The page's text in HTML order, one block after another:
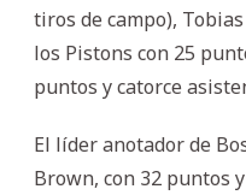
tiros de campo),
los Pistons con 25
puntos y catorce
El líder anotador de
Brown, con 32 puntos